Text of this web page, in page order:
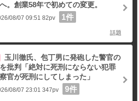
。創業58年で初めての変更。
08/07 09:51 82pv 1件
話題
玉川徹氏、包丁男に発砲した警官の
批判「絶対に死刑にならない犯罪
官が死刑にしてしまった」
08/07 23:01 347pv 9件